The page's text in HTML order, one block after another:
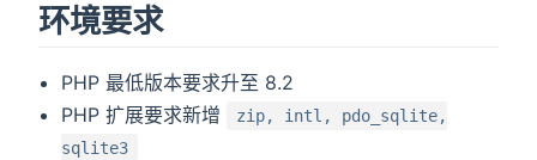
环境要求
PHP 最低版本要求升至 8.2
PHP 扩展要求新增
zip, intl, pdo_sqlite,
sqlite3